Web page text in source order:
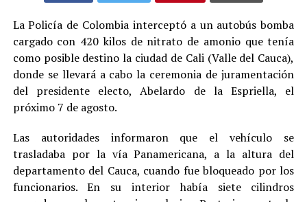
La Policía de Colombia interceptó a un autobús bomba
cargado con 420 kilos de nitrato de amonio que tenía
como posible destino la ciudad de Cali (Valle del Cauca),
donde se llevará a cabo la ceremonia de juramentación
del presidente electo, Abelardo de la Espriella, el
próximo 7 de agosto.
Las autoridades informaron que el vehículo se
trasladaba por la vía Panamericana, a la altura del
departamento del Cauca, cuando fue bloqueado por los
funcionarios. En su interior había siete cilindros